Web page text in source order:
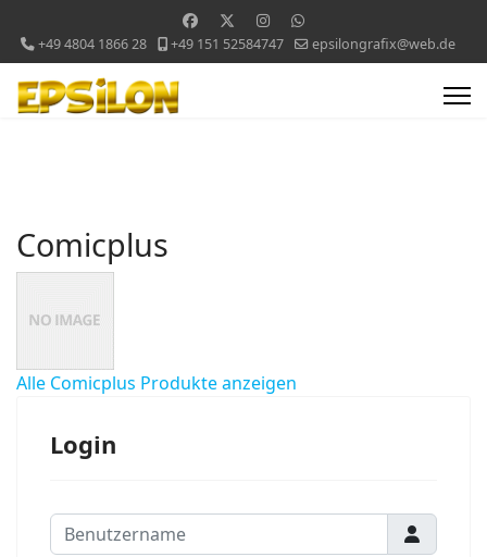
+49 4804 1866 28 +49 151 52584747 epsilongrafix@web.de
Comicplus
Alle Comicplus Produkte anzeigen
Login
Benutzername